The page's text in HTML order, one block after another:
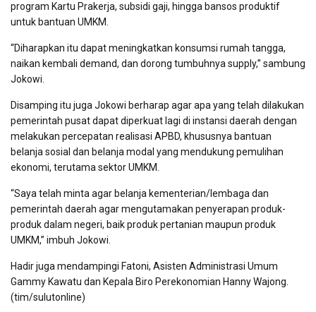
program Kartu Prakerja, subsidi gaji, hingga bansos produktif
untuk bantuan UMKM.
“Diharapkan itu dapat meningkatkan konsumsi rumah tangga,
naikan kembali demand, dan dorong tumbuhnya supply,” sambung
Jokowi.
Disamping itu juga Jokowi berharap agar apa yang telah dilakukan
pemerintah pusat dapat diperkuat lagi di instansi daerah dengan
melakukan percepatan realisasi APBD, khususnya bantuan
belanja sosial dan belanja modal yang mendukung pemulihan
ekonomi, terutama sektor UMKM.
“Saya telah minta agar belanja kementerian/lembaga dan
pemerintah daerah agar mengutamakan penyerapan produk-
produk dalam negeri, baik produk pertanian maupun produk
UMKM,” imbuh Jokowi.
Hadir juga mendampingi Fatoni, Asisten Administrasi Umum
Gammy Kawatu dan Kepala Biro Perekonomian Hanny Wajong.
(tim/sulutonline)